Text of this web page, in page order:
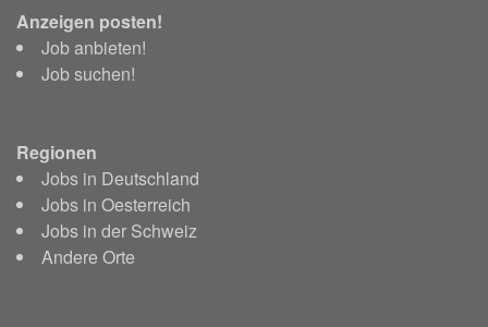
Anzeigen posten!
Job anbieten!
Job suchen!
Regionen
Jobs in Deutschland
Jobs in Oesterreich
Jobs in der Schweiz
Andere Orte